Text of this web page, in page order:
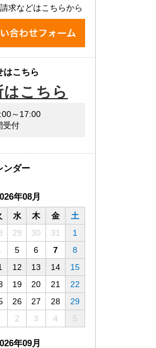
求などはこちらから
はこちら
こちら
～17:00
受付
ンダー
年08月
水 木 金
土
29 30 31
1
5 6 7
8
12 13 14
15
19 20 21
22
26 27 28
29
2 3 4 5
年09月